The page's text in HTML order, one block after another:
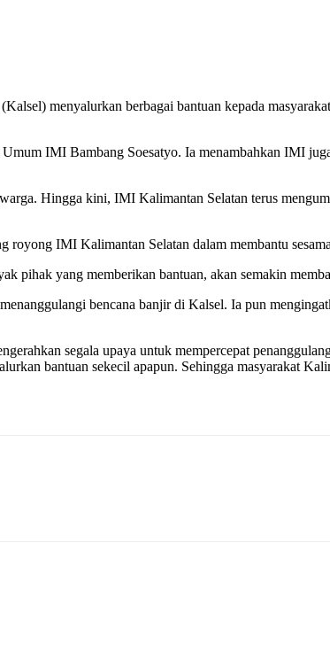
menyalurkan berbagai bantuan kepada
IMI Bambang Soesatyo. Ia menambahkan IMI
Hingga kini, IMI Kalimantan Selatan terus
IMI Kalimantan Selatan dalam membantu
yang memberikan bantuan, akan semakin
bencana banjir di Kalsel. Ia pun
segala upaya untuk mempercepat
bantuan sekecil apapun. Sehingga masyarakat